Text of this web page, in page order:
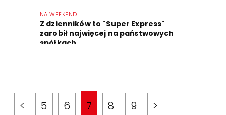
NA WEEKEND
Z dzienników to "Super Express"
zarobił najwięcej na państwowych
spółkach
< 5 6 7 8 9 >